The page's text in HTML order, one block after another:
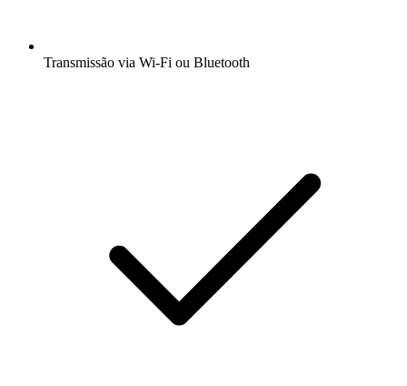
Transmissão via Wi-Fi ou Bluetooth